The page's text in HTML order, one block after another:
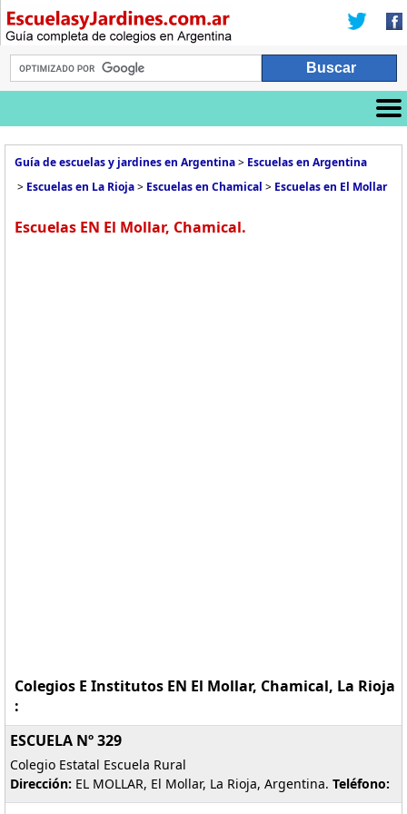
Guía de escuelas y jardines en Argentina> Escuelas en Argentina
> Escuelas en La Rioja> Escuelas en Chamical > Escuelas en El Mollar
Escuelas EN El Mollar, Chamical.
Colegios E Institutos EN El Mollar, Chamical, La Rioja
:
ESCUELA Nº 329
Colegio Estatal Escuela Rural
Dirección: EL MOLLAR, El Mollar, La Rioja, Argentina. Teléfono: